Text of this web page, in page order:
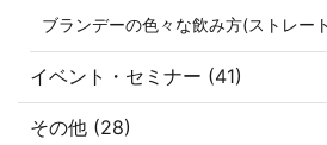
ブランデーの色々な飲み方(ストレー
イベント・セミナー (41)
その他 (28)